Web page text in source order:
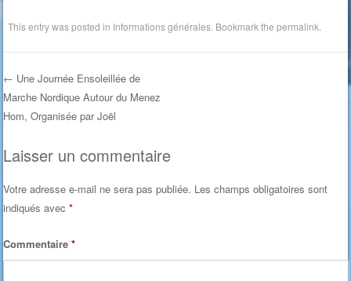
This entry was posted in Informations générales . Bookmark thepermalink
Post navigation
← Une Journée Ensoleillée de
Marche Nordique Autour du Menez
Hom, Organisée par Joël
Laisser un commentaire
Votre adresse e-mail ne sera pas publiée. Les champs obligatoires sont
indiqués avec*
Commentaire*